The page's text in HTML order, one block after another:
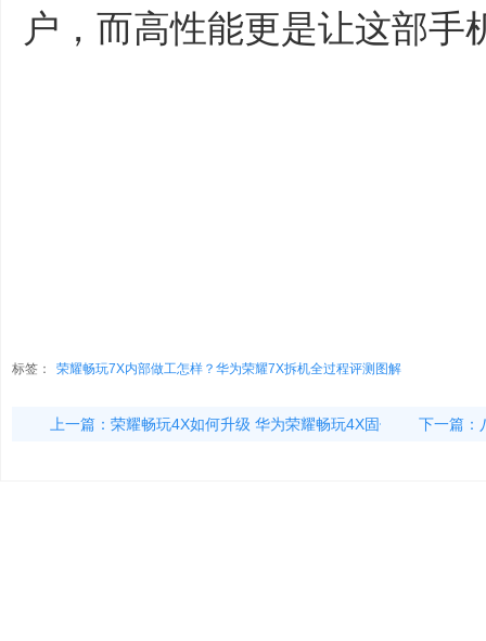
户，而高性能更是让这部手
标签： 荣耀畅玩7X内部做工怎样？华为荣耀7X拆机全过程评测图解
上一篇： 荣耀畅玩4X如何升级 华为荣耀畅玩4X固件升 下一篇：